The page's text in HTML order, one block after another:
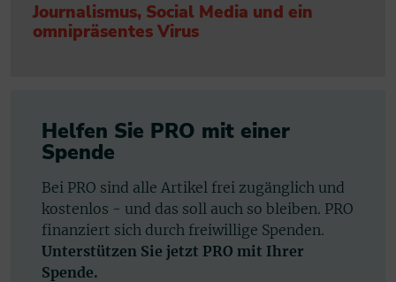
Journalismus, Social Media und ein
omnipräsentes Virus
Helfen Sie PRO mit einer
Spende
Bei PRO sind alle Artikel frei zugänglich und
kostenlos - und das soll auch so bleiben. PRO
finanziert sich durch freiwillige Spenden.
Unterstützen Sie jetzt PRO mit Ihrer
Spende.